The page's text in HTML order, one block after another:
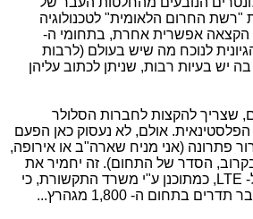
החרום הלאומית" לטכנולוגיה
הקצאה אפשרית אחרת, בתחומי ה-
הגיונית לנוכח מה שיש בעולם (לרבות
יש בעיות רבות, שניתן לכתוב עליהן
שצריך להקצות לחברות הסלולר
אולם, לא נעסוק כאן הפעם
פתרונה (אני מניח שארה"ב או אירופה,
בקרוב, הסדר של התחום). זה יחמיר את
LTE , כמתוכנן ע"י משרד התקשורת, כי
בתחום ה- 1,800 מגהרץ...